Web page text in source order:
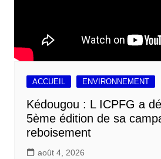
ACCUEIL ENVIRONNEMENT
Kédougou : L ICPFG a
5ème édition de sa
reboisement
août 4, 2026